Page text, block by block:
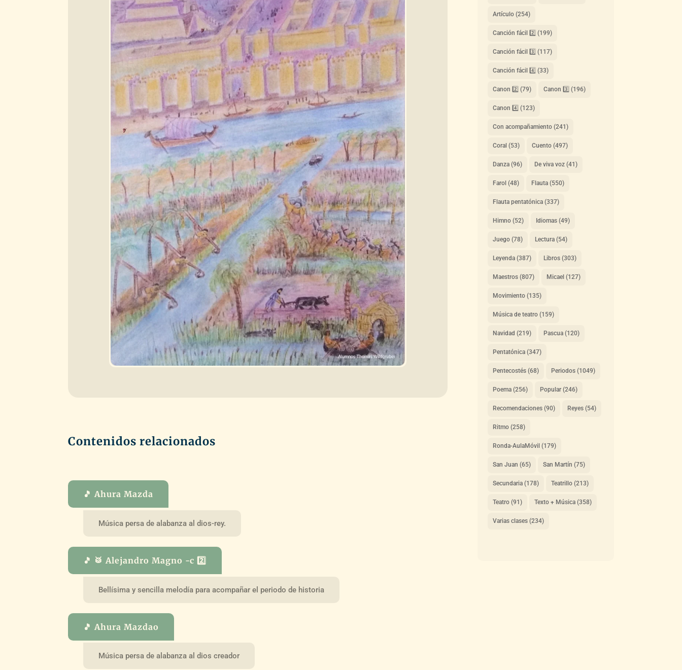
Contenidos relacionados
🎵 Ahura Mazda
Música persa de alabanza al dios-rey.
🎵 🥁 Alejandro Magno -c 2️⃣
Bellísima y sencilla melodía para acompañar el periodo de historia
🎵 Ahura Mazdao
Música persa de alabanza al dios creador
Artículo(254)
Canción fácil 2️⃣ (199)
Canción fácil 3️⃣ (117)
Canción fácil 4️⃣ (33)
Canon 2️⃣ (79) Canon 3️⃣ (196)
Canon 4️⃣ (123)
Con acompañamiento(241)
Coral (53) Cuento(497)
Danza(96) De viva voz(41)
Farol (48) Flauta(550)
Flauta pentatónica(337)
Himno(52) Idiomas(49)
Juego(78) Lectura(54)
Leyenda(387) Libros(303)
Maestros(807) Micael (127)
Movimiento(135)
Música de teatro(159)
Navidad (219) Pascua(120)
Pentatónica(347)
Pentecostés(68) Periodos(1049)
Poema(256) Popular(246)
Recomendaciones(90) Reyes(54)
Ritmo(258)
Ronda-AulaMóvil (179)
San Juan (65) San Martín (75)
Secundaria(178) Teatrillo(213)
Teatro(91) Texto + Música(358)
Varias clases(234)